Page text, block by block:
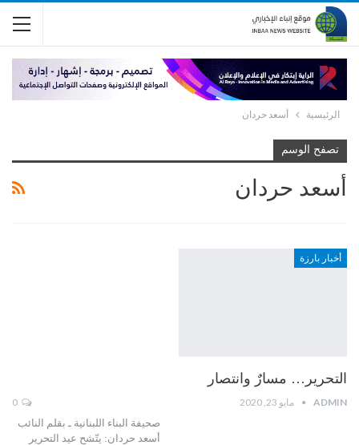
الرئيسية أسعد حردان
تصفح الوسم
أسعد حردان
أخبار بارزة
التحرير… مسارٌ وانتصار
ADMIN مايو 23, 2020
صحيفة البناء اللبنانية ـ بقلم النائب
أسعد حردان: يتّشح عيد التحرير